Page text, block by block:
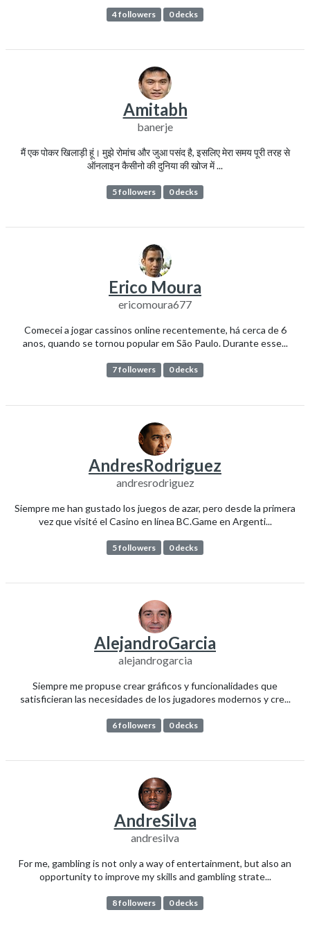
4 followers 0 decks
Amitabh
banerje
मैं एक पोकर खिलाड़ी हूं। मुझे रोमांच और जुआ पसंद है, इसलिए मेरा समय पूरी तरह से
ऑनलाइन कैसीनो की दुनिया की खोज में ...
5 followers 0 decks
Erico Moura
ericomoura677
Comecei a jogar cassinos online recentemente, há cerca de 6
anos, quando se tornou popular em São Paulo. Durante esse...
7 followers 0 decks
AndresRodriguez
andresrodriguez
Siempre me han gustado los juegos de azar, pero desde la primera
vez que visité el Casino en línea BC.Game en Argenti...
5 followers 0 decks
AlejandroGarcia
alejandrogarcia
Siempre me propuse crear gráficos y funcionalidades que
satisficieran las necesidades de los jugadores modernos y cre...
6 followers 0 decks
AndreSilva
andresilva
For me, gambling is not only a way of entertainment, but also an
opportunity to improve my skills and gambling strate...
8 followers 0 decks